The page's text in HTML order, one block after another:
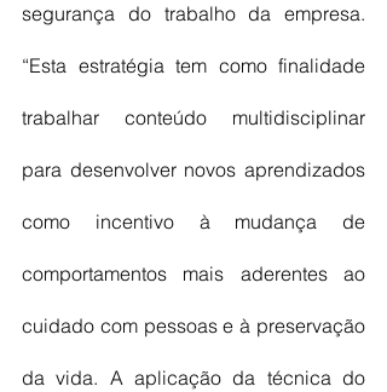
segurança do trabalho da empresa.
“Esta estratégia tem como finalidade
trabalhar conteúdo multidisciplinar
para desenvolver novos aprendizados
como incentivo à mudança de
comportamentos mais aderentes ao
cuidado com pessoas e à preservação
da vida. A aplicação da técnica do